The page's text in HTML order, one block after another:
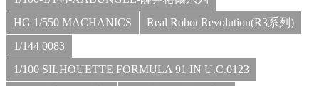
HG 1/550 MACHANICS
Real Robot Revolution(R3系列)
1/144 0083
1/100 SILHOUETTE FORMULA 91 IN U.C.0123